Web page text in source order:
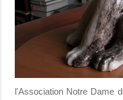
l'Association Notre Dame